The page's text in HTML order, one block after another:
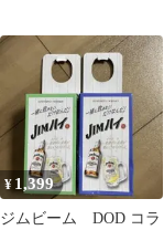
¥ 1,399
ジムビーム DOD コラ